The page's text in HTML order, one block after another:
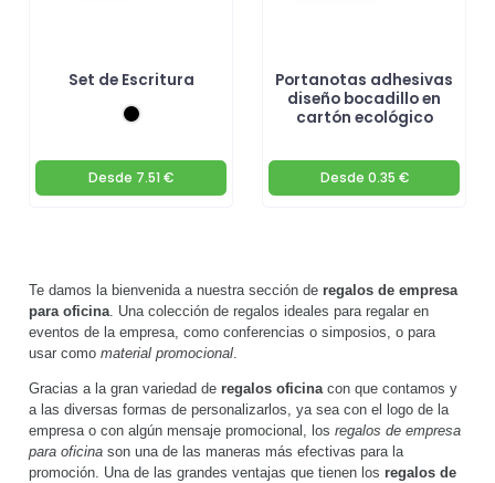
Set de Escritura
Desde 7.51 €
Portanotas adhesivas
diseño bocadillo en
cartón ecológico
Desde 0.35 €
Te damos la bienvenida a nuestra sección de regalos de empresa
para oficina . Una colección de regalos ideales para regalar en
eventos de la empresa, como conferencias o simposios, o para
usar como material promocional
Gracias a la gran variedad de regalos oficina con que contamos y
a las diversas formas de personalizarlos, ya sea con el logo de la
empresa o con algún mensaje promocional, los regalos de empresa
para oficina son una de las maneras más efectivas para la
promoción. Una de las grandes ventajas que tienen los regalos de